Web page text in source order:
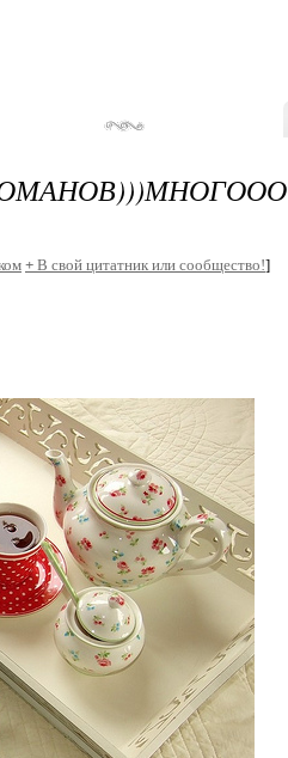
+ В свой цитатник или сообщество!]